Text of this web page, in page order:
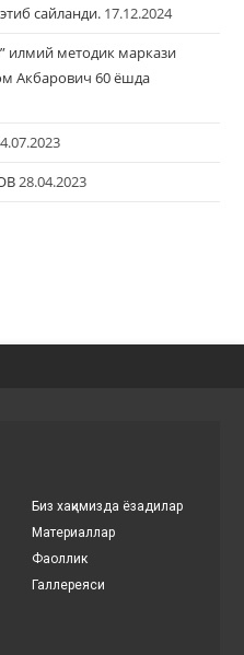
сайланди. 17.12.2024
илмий методик маркази
Акбарович 60 ёшда
28.04.2023
Биз хақимизда ёзадилар
Материаллар
Фаоллик
Галлереяси